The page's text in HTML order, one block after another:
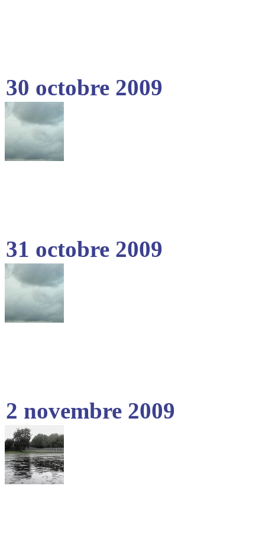
30 octobre 2009
31 octobre 2009
2 novembre 2009